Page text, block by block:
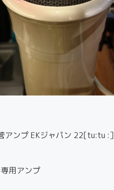
ンプ EKジャパン 22[tu:tu :］
用アンプ